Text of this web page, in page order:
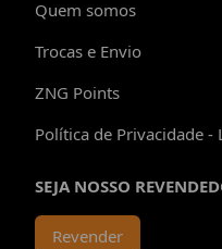
Quem somos
Trocas e Envio
ZNG Points
Política de Privacidade -
SEJA NOSSO
Revender